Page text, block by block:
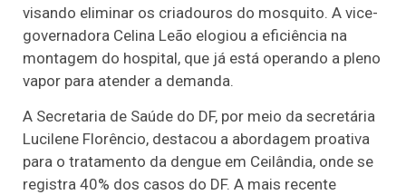
visando eliminar os criadouros do mosquito. A vice-
governadora Celina Leão elogiou a eficiência na
montagem do hospital, que já está operando a pleno
vapor para atender a demanda.
A Secretaria de Saúde do DF, por meio da secretária
Lucilene Florêncio, destacou a abordagem proativa
para o tratamento da dengue em Ceilândia, onde se
registra 40% dos casos do DF. A mais recente